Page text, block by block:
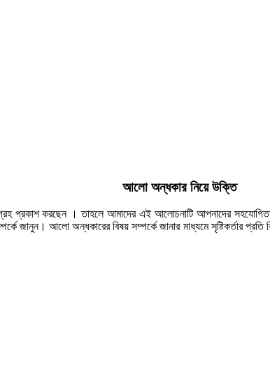
আলো অন্ধকার নিয়ে উক্তি
প্রকাশ করছেন । তাহলে আমাদের এই আলোচনাটি আপনাদের
জানুন। আলো অন্ধকারের বিষয় সম্পর্কে জানার মাধ্যমে সৃষ্টিকর্তার